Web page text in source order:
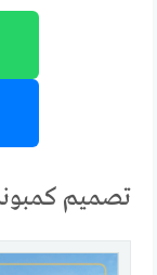
تصميم